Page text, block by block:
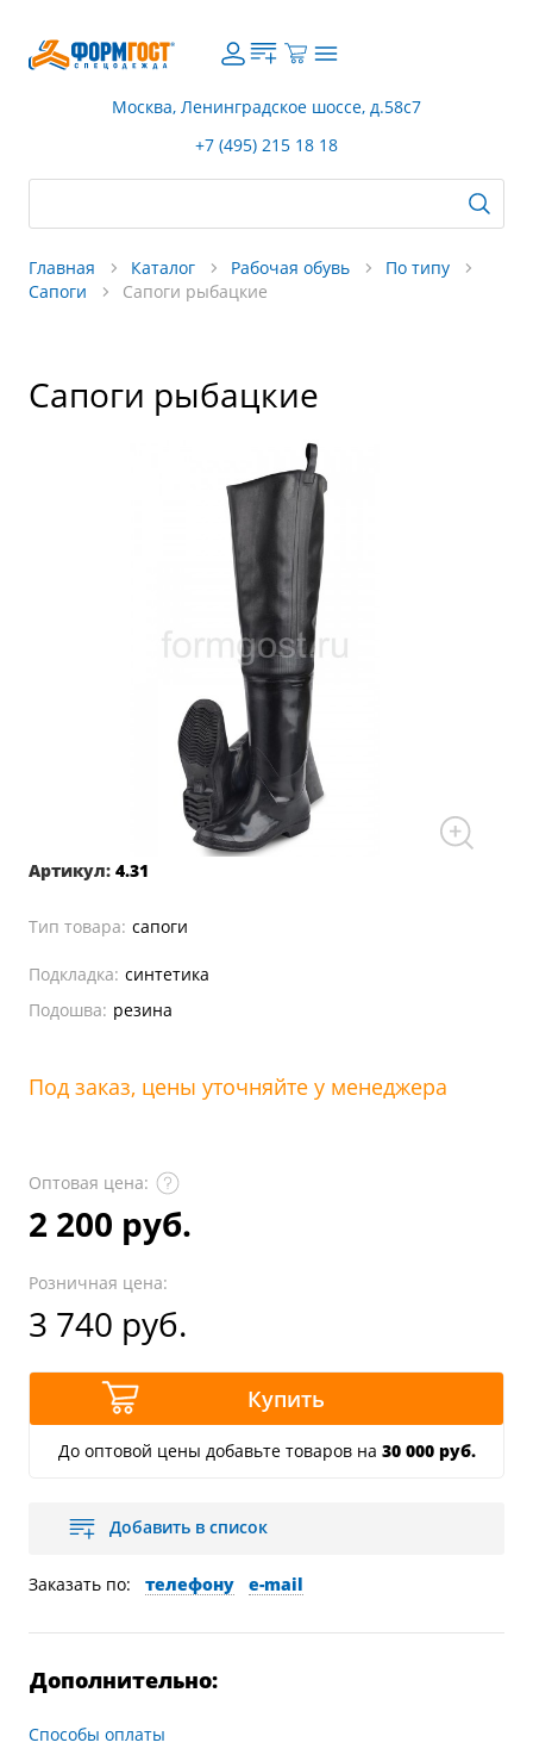
Москва, Ленинградское шоссе, д.58с7
+7 (495) 215 18 18
Главная Каталог Рабочая обувь
По типу
Сапоги
Сапоги рыбацкие
Сапоги рыбацкие
Артикул: 4.31
Тип товара: сапоги
Подкладка: синтетика
Подошва: резина
Под заказ, цены уточняйте у менеджера
Оптовая цена:
2 200 руб.
Розничная цена:
3 740 руб.
Купить
До оптовой цены добавьте товаров на 30 000 руб.
Добавить в список
Заказать по: телефону e-mail
Дополнительно:
Способы оплаты